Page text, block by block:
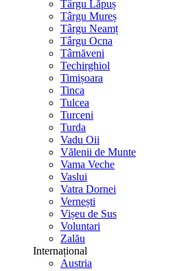
Târgu Lăpuș
Târgu Mureș
Târgu Neamț
Târgu Ocna
Târnăveni
Techirghiol
Timișoara
Tinca
Tulcea
Turceni
Turda
Vadu Oii
Vălenii de Munte
Vama Veche
Vaslui
Vatra Dornei
Vernești
Vișeu de Sus
Voluntari
Zalău
Internațional
Austria